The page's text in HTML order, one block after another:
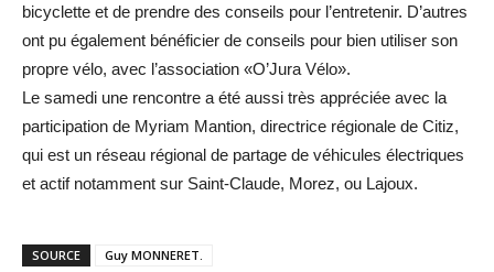
bicyclette et de prendre des conseils pour l’entretenir. D’autres
ont pu également bénéficier de conseils pour bien utiliser son
propre vélo, avec l’association «O’Jura Vélo».
Le samedi une rencontre a été aussi très appréciée avec la
participation de Myriam Mantion, directrice régionale de Citiz,
qui est un réseau régional de partage de véhicules électriques
et actif notamment sur Saint-Claude, Morez, ou Lajoux.
SOURCE Guy MONNERET.